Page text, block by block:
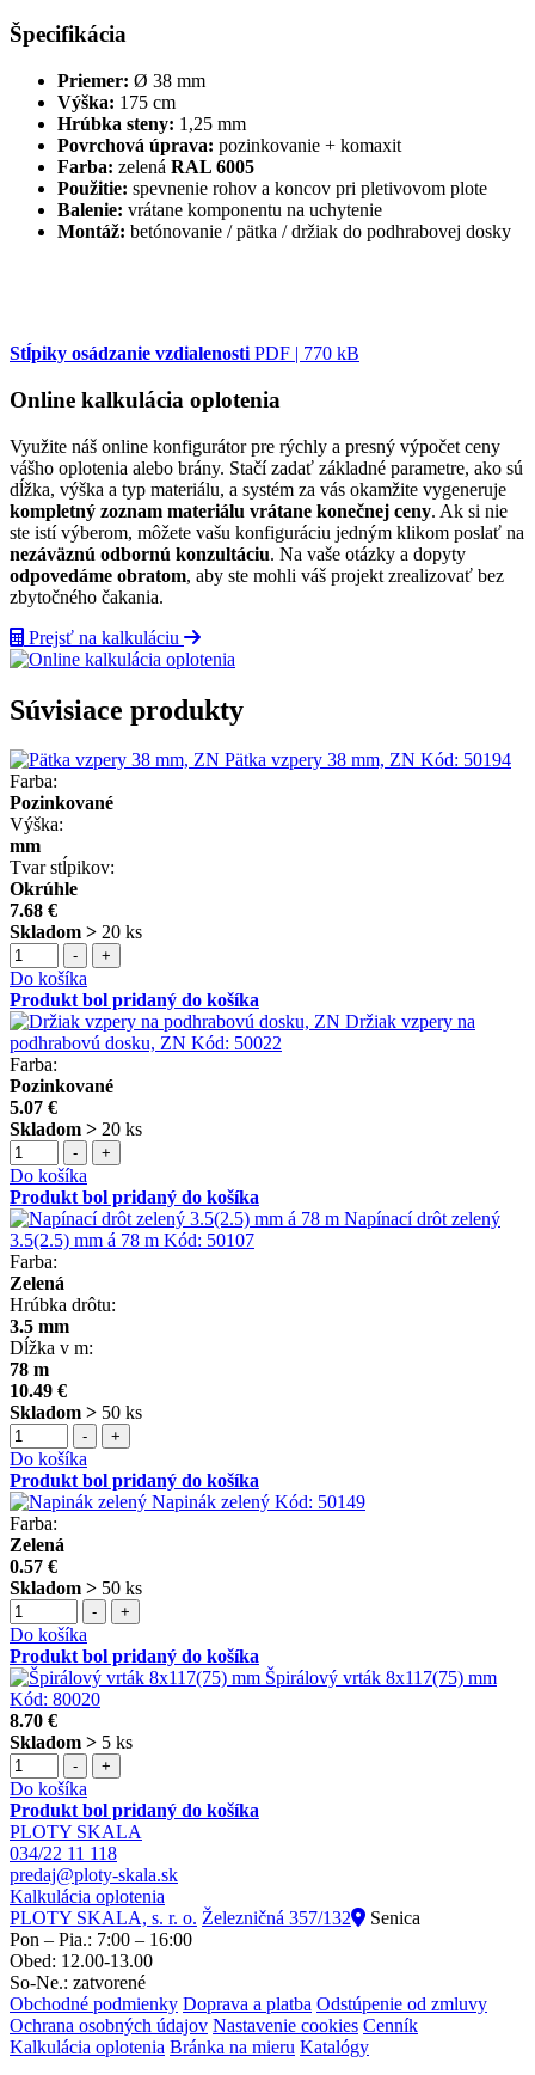
Špecifikácia
Priemer: Ø 38 mm
Výška: 175 cm
Hrúbka steny: 1,25 mm
Povrchová úprava: pozinkovanie + komaxit
Farba: zelená RAL 6005
Použitie: spevnenie rohov a koncov pri pletivovom plote
Balenie: vrátane komponentu na uchytenie
Montáž: betónovanie / pätka / držiak do podhrabovej dosky
Stĺpiky osádzanie vzdialenosti PDF | 770 kB
Online kalkulácia oplotenia
Využite náš online konfigurátor pre rýchly a presný výpočet ceny
vášho oplotenia alebo brány. Stačí zadať základné parametre, ako sú
dĺžka, výška a typ materiálu, a systém za vás okamžite vygeneruje
kompletný zoznam materiálu vrátane konečnej ceny. Ak si nie
ste istí výberom, môžete vašu konfiguráciu jedným klikom poslať na
nezáväznú odbornú konzultáciu. Na vaše otázky a dopyty
odpovedáme obratom, aby ste mohli váš projekt zrealizovať bez
zbytočného čakania.
Prejsť na kalkuláciu
Súvisiace produkty
Pätka vzpery 38 mm, ZN Kód: 50194
Farba:
Pozinkované
Výška:
mm
Tvar stĺpikov:
Okrúhle
7.68 €
Skladom > 20 ks
- +
Do košíka
Produkt bol pridaný do košíka
Držiak vzpery na
podhrabovú dosku, ZN Kód: 50022
Farba:
Pozinkované
5.07 €
Skladom > 20 ks
- +
Do košíka
Produkt bol pridaný do košíka
Napínací drôt zelený
3.5(2.5) mm á 78 m Kód: 50107
Farba:
Zelená
Hrúbka drôtu:
3.5 mm
Dĺžka v m:
78 m
10.49 €
Skladom > 50 ks
- +
Do košíka
Produkt bol pridaný do košíka
Napinák zelený Kód: 50149
Farba:
Zelená
0.57 €
Skladom > 50 ks
- +
Do košíka
Produkt bol pridaný do košíka
Špirálový vrták 8x117(75) mm
Kód: 80020
8.70 €
Skladom > 5 ks
- +
Do košíka
Produkt bol pridaný do košíka
PLOTY SKALA
034/22 11 118
predaj@ploty-skala.sk
Kalkulácia oplotenia
PLOTY SKALA, s. r. o. Železničná 357/132
Senica
Pon – Pia.: 7:00 – 16:00
Obed: 12.00-13.00
So-Ne.: zatvorené
Obchodné podmienky Doprava a platba Odstúpenie od zmluvy
Ochrana osobných údajov Nastavenie cookies Cenník
Kalkulácia oplotenia Bránka na mieru Katalógy